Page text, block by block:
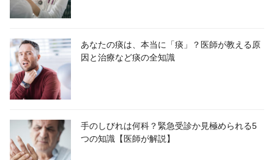
あなたの痰は、本当に「痰」？医師が教える原
因と治療など痰の全知識
手のしびれは何科？緊急受診か見極められる5
つの知識【医師が解説】